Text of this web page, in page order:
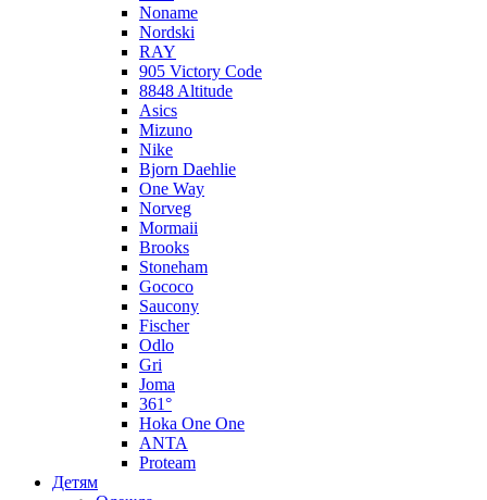
Noname
Nordski
RAY
905 Victory Code
8848 Altitude
Asics
Mizuno
Nike
Bjorn Daehlie
One Way
Norveg
Mormaii
Brooks
Stoneham
Gococo
Saucony
Fischer
Odlo
Gri
Joma
361°
Hoka One One
ANTA
Proteam
Детям